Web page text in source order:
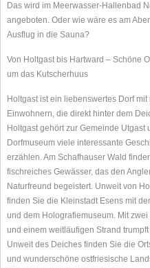
Das wird im Meerwasser-Hallenbad
angeboten. Oder wie wäre es am
Ausflug in die Sauna?
Von Holtgast bis Hartward – Schöne
um das Kutscherhuus
Holtgast ist ein liebenswertes Dorf
Einwohnern, die direkt hinter dem
Holtgast gehört zur Gemeinde Utgast
Dorfmuseum viele interessante
erzählen. Am Schafhauser Wald
fischreiches Gewässer, das den
Naturfreund begeistert. Unweit von
finden Sie die Kleinstadt Esens mit
und dem Holografiemuseum. Mit
und einem weitläufigen Strand
Unweit des Deiches finden Sie die
und wunderschöne ostfriesische